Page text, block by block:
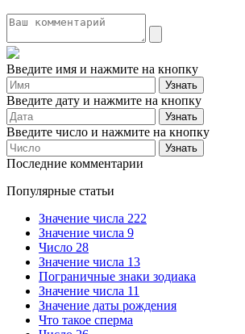
Введите имя и нажмите на кнопку
Введите дату и нажмите на кнопку
Введите число и нажмите на кнопку
Последние комментарии
Популярные статьи
Значение числа 222
Значение числа 9
Число 28
Значение числа 13
Пограничные знаки зодиака
Значение числа 11
Значение даты рождения
Что такое сперма